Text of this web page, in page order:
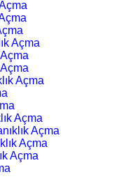
Açma
Açma
Açma
Açma
Açma
Açma